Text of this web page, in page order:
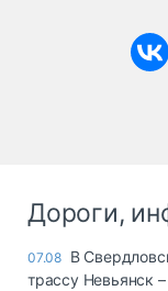
Дороги,
07.08 В
трассу Невьянск